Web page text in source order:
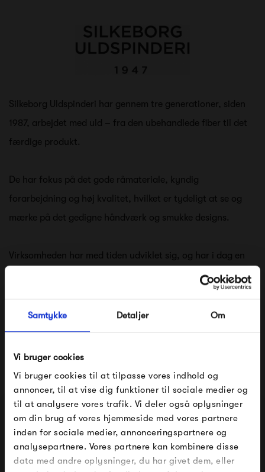
Samtykke Detaljer Om
Vi bruger cookies
Vi bruger cookies til at tilpasse vores indhold og
annoncer, til at vise dig funktioner til sociale medier og
til at analysere vores trafik. Vi deler også oplysninger
om din brug af vores hjemmeside med vores partnere
inden for sociale medier, annonceringspartnere og
analysepartnere. Vores partnere kan kombinere disse
data med andre oplysninger, du har givet dem, eller
Silkeborg Uldspinderi har gennem tre generationer, siden
1987, arbejdet med uld – fra den ubehandlede fiber til det
færdige produkt.
De har fokus på det gode råmateriale, ky ndig
forarbejdning og høj kvalitet, hvilket er tydeligt at se og
mærke på det gedigne håndværk og smukke designs.
Virksomheden har med tiden udviklet sig, og har i dag en
ision om at forene deres unikke viden om uld og
materialets mange egenskaber, med en ny tilgang til
design og den viden om tekstiler, der findes blandt
Danmarks mange dygtige kunsthåndværkere og
Se alle varer fra Silkeborg Uldspinderi
Produkter fra samme kategori
FÅ 10% PÅ DIN NÆSTE ORDRE
Indtast din e-mail, så sender vi rabatkoden til dig på
mail. Minimumsbeløb er 499 kr. for at indløse